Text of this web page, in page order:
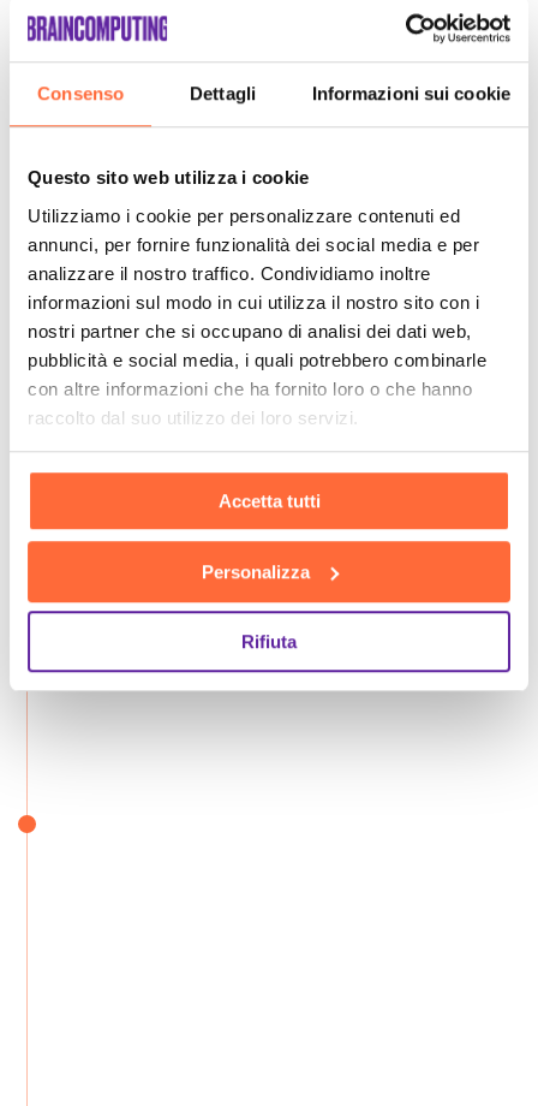
Consenso Dettagli Informazioni sui cookie
Questo sito web utilizza i cookie
Utilizziamo i cookie per personalizzare contenuti ed
annunci, per fornire funzionalità dei social media e per
analizzare il nostro traffico. Condividiamo inoltre
informazioni sul modo in cui utilizza il nostro sito con i
nostri partner che si occupano di analisi dei dati web,
pubblicità e social media, i quali potrebbero combinarle
con altre informazioni che ha fornito loro o che hanno
raccolto dal suo utilizzo dei loro servizi.
Accetta tutti
Personalizza
Rifiuta